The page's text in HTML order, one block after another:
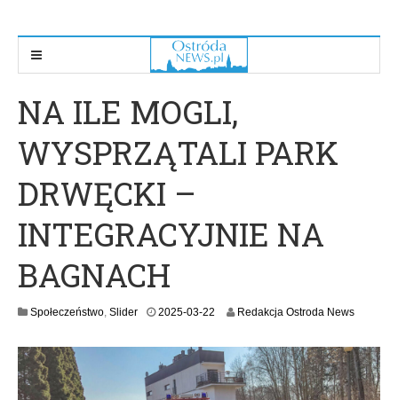
NA ILE MOGLI,
WYSPRZĄTALI PARK
DRWĘCKI –
INTEGRACYJNIE NA
BAGNACH
Społeczeństwo, Slider 2025-03-22
5
-
0
Redakcja Ostroda News